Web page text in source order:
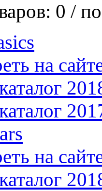
0 /
на
на